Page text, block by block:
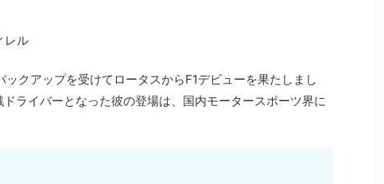
レル
クアップを受けてロータスからF1デビューを果たしまし
ライバーとなった彼の登場は、国内モータースポーツ界に